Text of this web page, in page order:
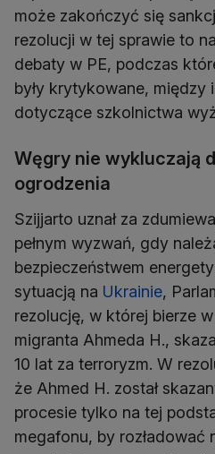
może zakończyć się
rezolucji w tej sprawie to
debaty w PE, podczas
były krytykowane, między
dotyczące szkolnictwa
Węgry nie wykluczają
ogrodzenia
Szijjarto uznał za
pełnym wyzwań, gdy
bezpieczeństwem
sytuacją na Ukrainie,
rezolucję, w której bierze
migranta Ahmeda H.,
10 lat za terroryzm. W
że Ahmed H. został
procesie tylko na tej
megafonu, by rozładować